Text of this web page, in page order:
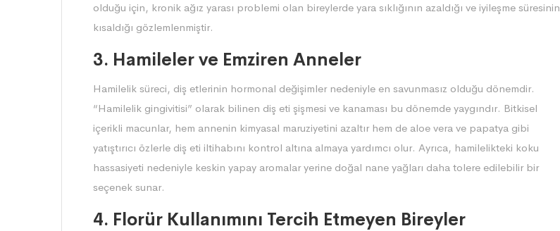
olduğu için, kronik ağız yarası problemi olan bireylerde yara sıklığının azaldığı ve iyileşme süresinin
kısaldığı gözlemlenmiştir.
3. Hamileler ve Emziren Anneler
Hamilelik süreci, diş etlerinin hormonal değişimler nedeniyle en savunmasız olduğu dönemdir.
“Hamilelik gingivitisi” olarak bilinen diş eti şişmesi ve kanaması bu dönemde yaygındır. Bitkisel
içerikli macunlar, hem annenin kimyasal maruziyetini azaltır hem de aloe vera ve papatya gibi
yatıştırıcı özlerle diş eti iltihabını kontrol altına almaya yardımcı olur. Ayrıca, hamilelikteki koku
hassasiyeti nedeniyle keskin yapay aromalar yerine doğal nane yağları daha tolere edilebilir bir
seçenek sunar.
4. Florür Kullanımını Tercih Etmeyen Bireyler